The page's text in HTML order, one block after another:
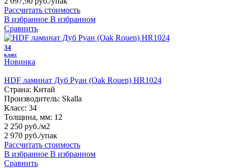
Рассчитать стоимость
В избранное В избранном
Сравнить
34
класс
Новинка
HDF ламинат Дуб Руан (Oak Rouen) HR1024
Страна: Китай
Производитель: Skalla
Класс: 34
Толщина, мм: 12
2 250 руб./м2
2 970 руб./упак
Рассчитать стоимость
В избранное В избранном
Сравнить